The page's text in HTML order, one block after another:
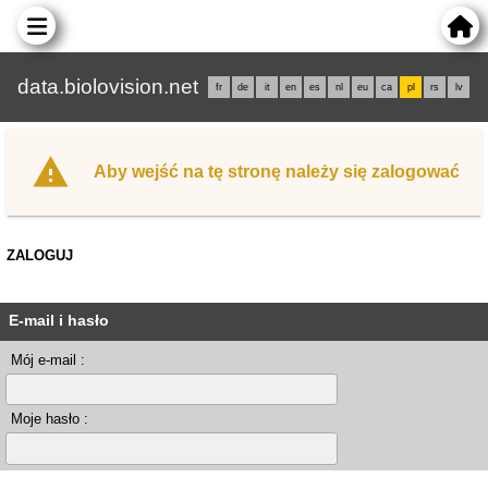
data.biolovision.net fr de it en es nl eu ca pl rs lv
Aby wejść na tę stronę należy się zalogować
ZALOGUJ
E-mail i hasło
Mój e-mail :
Moje hasło :